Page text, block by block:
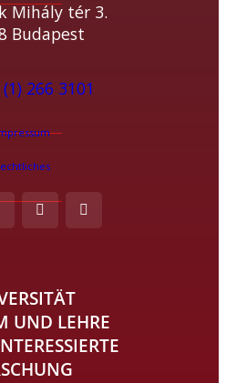
Mihály tér 3.
Budapest
266 3101
UND LEHRE